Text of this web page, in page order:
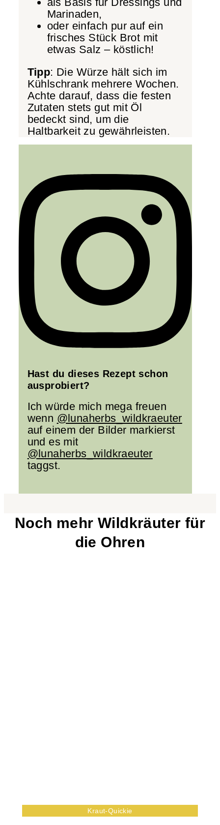
Marinaden,
oder einfach pur auf ein
frisches Stück Brot mit
etwas Salz – köstlich!
Tipp: Die Würze hält sich im
Kühlschrank mehrere Wochen.
Achte darauf, dass die festen
Zutaten stets gut mit Öl
bedeckt sind, um die
Haltbarkeit zu gewährleisten.
Hast du dieses Rezept schon
ausprobiert?
Ich würde mich mega freuen
wenn @lunaherbs_wildkraeuter
auf einem der Bilder markierst
und es mit
@lunaherbs_wildkraeuter
taggst.
Noch mehr Wildkräuter für
die Ohren
Kraut-Quickie